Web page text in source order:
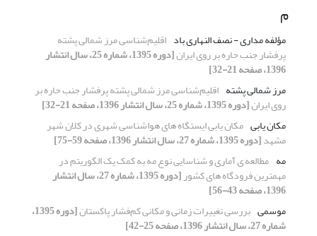
م
مؤلفه مداری - نصف النهاری باد اقلیم‌شناسی مرز شمالی پشته
پرفشار جنب حاره بر روی ایران [دوره 1395، شماره 25، سال انتشار
1396، صفحه 21-32]
مرز شمالی پشته اقلیم‌شناسی مرز شمالی پشته پرفشار جنب حاره بر
روی ایران[دوره 1395، شماره 25، سال انتشار 1396، صفحه 21-32]
مکان یابی مکان یابی ایستگاه های هواشناسی شهری در کلان شهر
مشهد[دوره 1395، شماره 27، سال انتشار 1396، صفحه 59-75]
مه مطالعه ی آماری و شناسایی نوع مه به کمک یک الگوریتم در
مهمترین فرودگاه های کشور [دوره 1395، شماره 27، سال انتشار
1396، صفحه 43-56]
موسمی بررسی تغییرات زمانی و مکانی کم‌فشار پاکستان [دوره 1395،
شماره 27، سال انتشار 1396، صفحه 25-42]